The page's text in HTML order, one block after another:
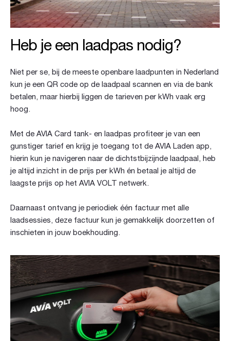
Heb je een laadpas nodig?
Niet per se, bij de meeste openbare laadpunten in Nederland
kun je een QR code op de laadpaal scannen en via de bank
betalen, maar hierbij liggen de tarieven per kWh vaak erg
hoog.
Met de AVIA Card tank- en laadpas profiteer je van een
gunstiger tarief en krijg je toegang tot de AVIA Laden app,
hierin kun je navigeren naar de dichtstbijzijnde laadpaal, heb
je altijd inzicht in de prijs per kWh én betaal je altijd de
laagste prijs op het AVIA VOLT netwerk.
Daarnaast ontvang je periodiek één factuur met alle
laadsessies, deze factuur kun je gemakkelijk doorzetten of
inschieten in jouw boekhouding.